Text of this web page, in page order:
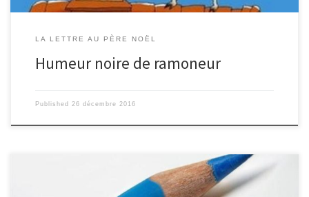
LA LETTRE AU PÈRE NOËL
Humeur noire de ramoneur
Published 26 décembre 2016